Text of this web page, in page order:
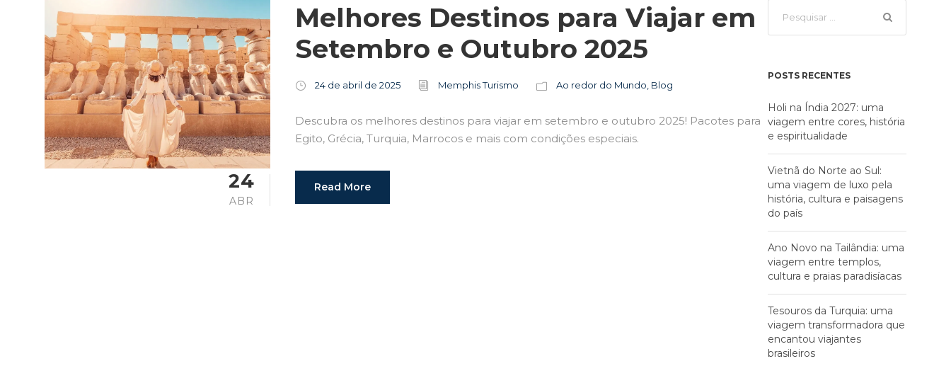
24
ABR
Melhores Destinos para Viajar em
Setembro e Outubro 2025
24 de abril de 2025 Memphis Turismo Ao redor do Mundo Blog
Descubra os melhores destinos para viajar em setembro e outubro 2025! Pacotes para
Egito, Grécia, Turquia, Marrocos e mais com condições especiais.
Read More
POSTS RECENTES
Holi na Índia 2027: uma
viagem entre cores, história
e espiritualidade
Vietnã do Norte ao Sul:
uma viagem de luxo pela
história, cultura e paisagens
do país
Ano Novo na Tailândia: uma
viagem entre templos,
cultura e praias paradisíacas
Tesouros da Turquia: uma
viagem transformadora que
encantou viajantes
brasileiros